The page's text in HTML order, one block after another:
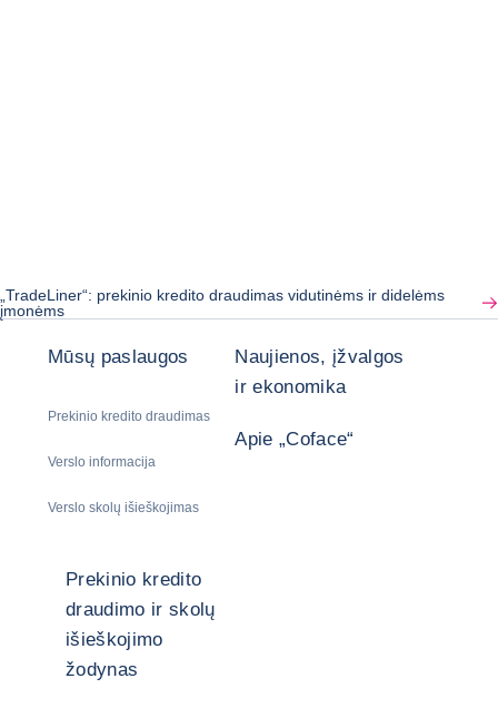
„TradeLiner“: prekinio kredito draudimas vidutinėms ir didelėms
įmonėms
Mūsų paslaugos
Prekinio kredito draudimas
Verslo informacija
Verslo skolų išieškojimas
Naujienos, įžvalgos
ir ekonomika
Apie „Coface“
Prekinio kredito
draudimo ir skolų
išieškojimo
žodynas